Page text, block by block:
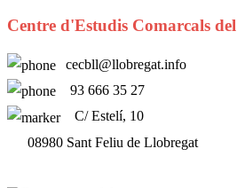
Centre d'Estudis Comarcals
cecbll@llobregat.info
93 666 35 27
C/ Estelí, 10
08980 Sant Feliu de Llobregat